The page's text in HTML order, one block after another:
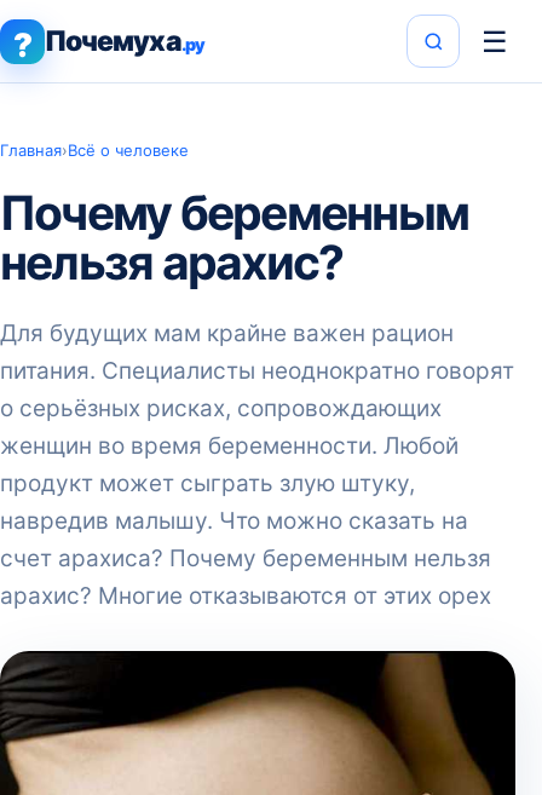
? Почемуха.ру ☰
Главная›Всё о человеке
Почему беременным
нельзя арахис?
Для будущих мам крайне важен рацион
питания. Специалисты неоднократно говорят
о серьёзных рисках, сопровождающих
женщин во время беременности. Любой
продукт может сыграть злую штуку,
навредив малышу. Что можно сказать на
счет арахиса? Почему беременным нельзя
арахис? Многие отказываются от этих орех